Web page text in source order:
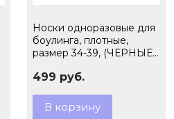
Носки одноразовые для
боулинга, плотные,
размер 34-39, (ЧЕРНЫЕ)
499 руб.
В корзину